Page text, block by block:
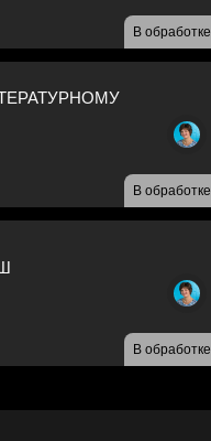
В обработке
В обработке
В обработке